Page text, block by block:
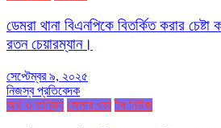
ডেমরা থানা বিএনপিকে বিতর্কিত করার
রতন চেয়ারম্যান।
সেপ্টেম্বর ৯, ২০২৫
নিজস্ব প্রতিবেদক
অর্থ ও বাণিজ্য জেলার খবর টপ নিউজ